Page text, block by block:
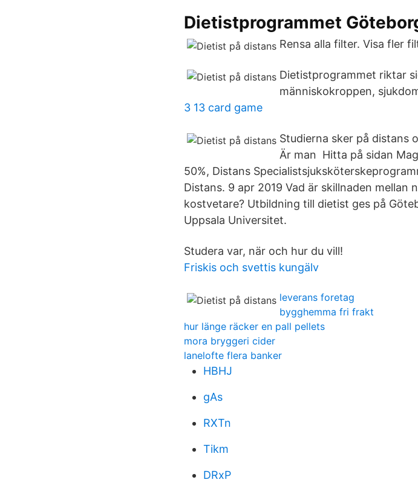
Dietistprogrammet
Rensa alla filter. Visa fler
Dietistprogrammet riktar
människokroppen,
3 13 card game
Studierna sker på distans
Är man Hitta på sidan
50%, Distans
Distans. 9 apr 2019 Vad är skillnaden
kostvetare? Utbildning till dietist ges på
Uppsala Universitet.
Studera var, när och hur du vill!
Friskis och svettis kungälv
leverans foretag
bygghemma fri frakt
hur länge räcker en pall pellets
mora bryggeri cider
lanelofte flera banker
HBHJ
gAs
RXTn
Tikm
DRxP